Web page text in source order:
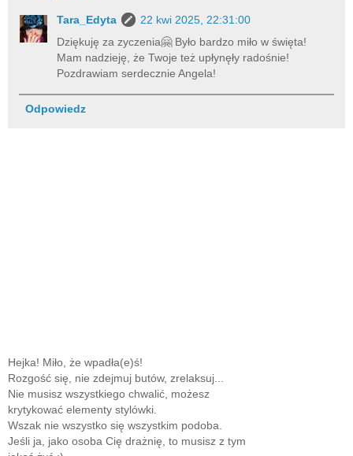
Tara_Edyta
22 kwi 2025, 22:31:00
Dziękuję za zyczenia🤗 Było bardzo miło w święta!
Mam nadzieję, że Twoje też upłynęły radośnie!
Pozdrawiam serdecznie Angela!
Odpowiedz
Hejka! Miło, że wpadła(e)ś!
Rozgość się, nie zdejmuj butów, zrelaksuj...
Nie musisz wszystkiego chwalić, możesz
krytykować elementy stylówki.
Wszak nie wszystko się wszystkim podoba.
Jeśli ja, jako osoba Cię drażnię, to musisz z tym